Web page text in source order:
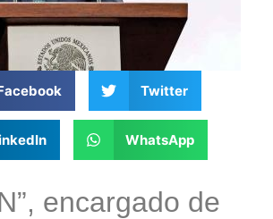
Twitter
WhatsApp
encargado de